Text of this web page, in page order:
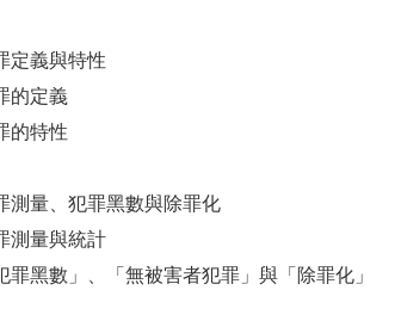
義與特性
的定義
的特性
量、犯罪黑數與除罪化
量與統計
黑數」、「無被害者犯罪」與「除罪化」